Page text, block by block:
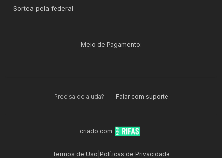
Sortea pela federal
Meio de Pagamento:
Precisa de ajuda? Falar com suporte
criado com
Termos de Uso Políticas de Privacidade